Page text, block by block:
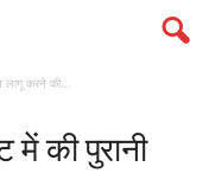
लागू करने की...
की पुरानी